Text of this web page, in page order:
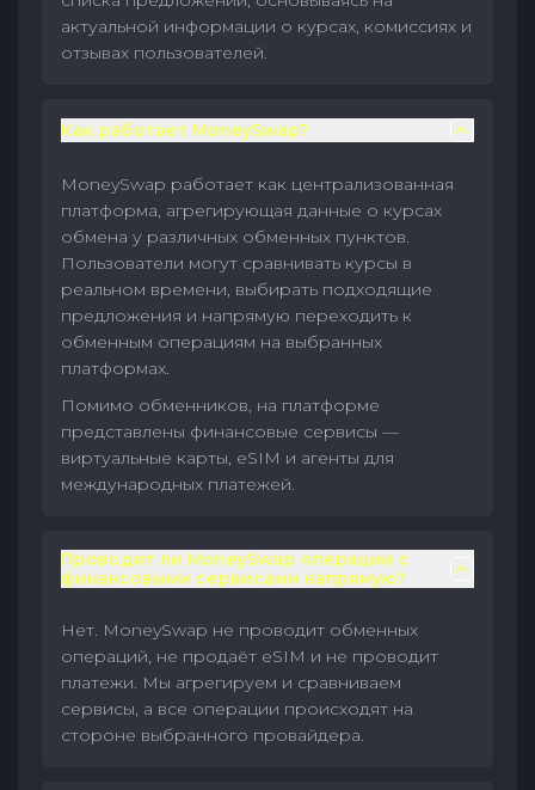
актуальной информации о курсах, комиссиях и
отзывах пользователей.
Как работает MoneySwap?
MoneySwap работает как централизованная
платформа, агрегирующая данные о курсах
обмена у различных обменных пунктов.
Пользователи могут сравнивать курсы в
реальном времени, выбирать подходящие
предложения и напрямую переходить к
обменным операциям на выбранных
платформах.
Помимо обменников, на платформе
представлены финансовые сервисы —
виртуальные карты, eSIM и агенты для
международных платежей.
Проводит ли MoneySwap операции с
финансовыми сервисами напрямую?
Нет. MoneySwap не проводит обменных
операций, не продаёт eSIM и не проводит
платежи. Мы агрегируем и сравниваем
сервисы, а все операции происходят на
стороне выбранного провайдера.